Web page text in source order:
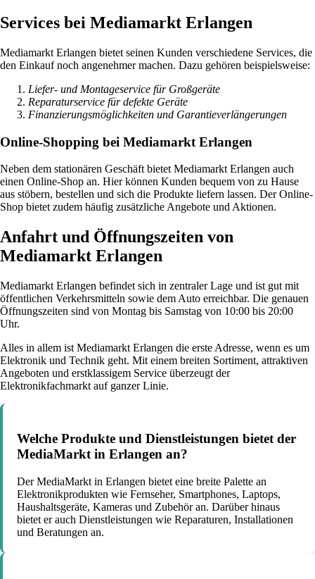
Services bei Mediamarkt Erlangen
Mediamarkt Erlangen bietet seinen Kunden verschiedene Services, die
den Einkauf noch angenehmer machen. Dazu gehören beispielsweise:
Liefer- und Montageservice für Großgeräte
Reparaturservice für defekte Geräte
Finanzierungsmöglichkeiten und Garantieverlängerungen
Online-Shopping bei Mediamarkt Erlangen
Neben dem stationären Geschäft bietet Mediamarkt Erlangen auch
einen Online-Shop an. Hier können Kunden bequem von zu Hause
aus stöbern, bestellen und sich die Produkte liefern lassen. Der Online-
Shop bietet zudem häufig zusätzliche Angebote und Aktionen.
Anfahrt und Öffnungszeiten von
Mediamarkt Erlangen
Mediamarkt Erlangen befindet sich in zentraler Lage und ist gut mit
öffentlichen Verkehrsmitteln sowie dem Auto erreichbar. Die genauen
Öffnungszeiten sind von Montag bis Samstag von 10:00 bis 20:00
Uhr.
Alles in allem ist Mediamarkt Erlangen die erste Adresse, wenn es um
Elektronik und Technik geht. Mit einem breiten Sortiment, attraktiven
Angeboten und erstklassigem Service überzeugt der
Elektronikfachmarkt auf ganzer Linie.
Welche Produkte und Dienstleistungen bietet der
MediaMarkt in Erlangen an?
Der MediaMarkt in Erlangen bietet eine breite Palette an
Elektronikprodukten wie Fernseher, Smartphones, Laptops,
Haushaltsgeräte, Kameras und Zubehör an. Darüber hinaus
bietet er auch Dienstleistungen wie Reparaturen, Installationen
und Beratungen an.